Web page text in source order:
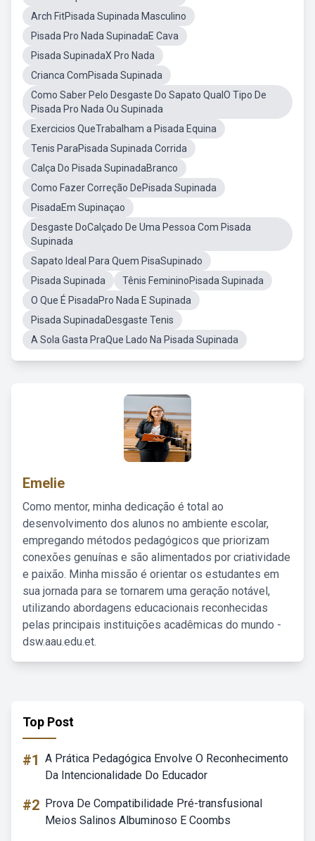
Arch FitPisada Supinada Masculino
Pisada Pro Nada SupinadaE Cava
Pisada SupinadaX Pro Nada
Crianca ComPisada Supinada
Como Saber Pelo Desgaste Do Sapato QualO Tipo De
Pisada Pro Nada Ou Supinada
Exercicios QueTrabalham a Pisada Equina
Tenis ParaPisada Supinada Corrida
Calça Do Pisada SupinadaBranco
Como Fazer Correção DePisada Supinada
PisadaEm Supinaçao
Desgaste DoCalçado De Uma Pessoa Com Pisada
Supinada
Sapato Ideal Para Quem PisaSupinado
Pisada Supinada
Tênis FemininoPisada Supinada
O Que É PisadaPro Nada E Supinada
Pisada SupinadaDesgaste Tenis
A Sola Gasta PraQue Lado Na Pisada Supinada
Emelie
Como mentor, minha dedicação é total ao
desenvolvimento dos alunos no ambiente escolar,
empregando métodos pedagógicos que priorizam
conexões genuínas e são alimentados por criatividade
e paixão. Minha missão é orientar os estudantes em
sua jornada para se tornarem uma geração notável,
utilizando abordagens educacionais reconhecidas
pelas principais instituições acadêmicas do mundo -
dsw.aau.edu.et.
Top Post
#1 A Prática Pedagógica Envolve O Reconhecimento
Da Intencionalidade Do Educador
#2 Prova De Compatibilidade Pré-transfusional
Meios Salinos Albuminoso E Coombs